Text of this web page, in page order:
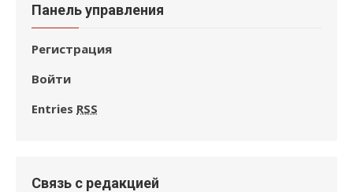
Панель управления
Регистрация
Войти
Entries RSS
Связь с редакцией